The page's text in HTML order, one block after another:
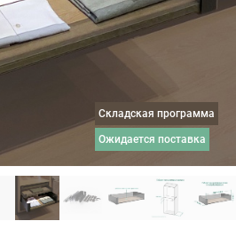
Складская программа
ожидается поставка